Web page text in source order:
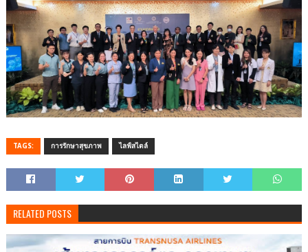
TAGS: การรักษาสุขภาพ ไลฟ์สไตล์
RELATED POSTS